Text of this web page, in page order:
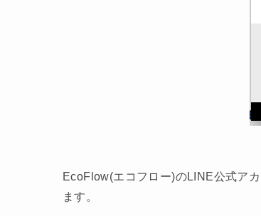
EcoFlow(エコフロー)のLINE公式ア
ます。